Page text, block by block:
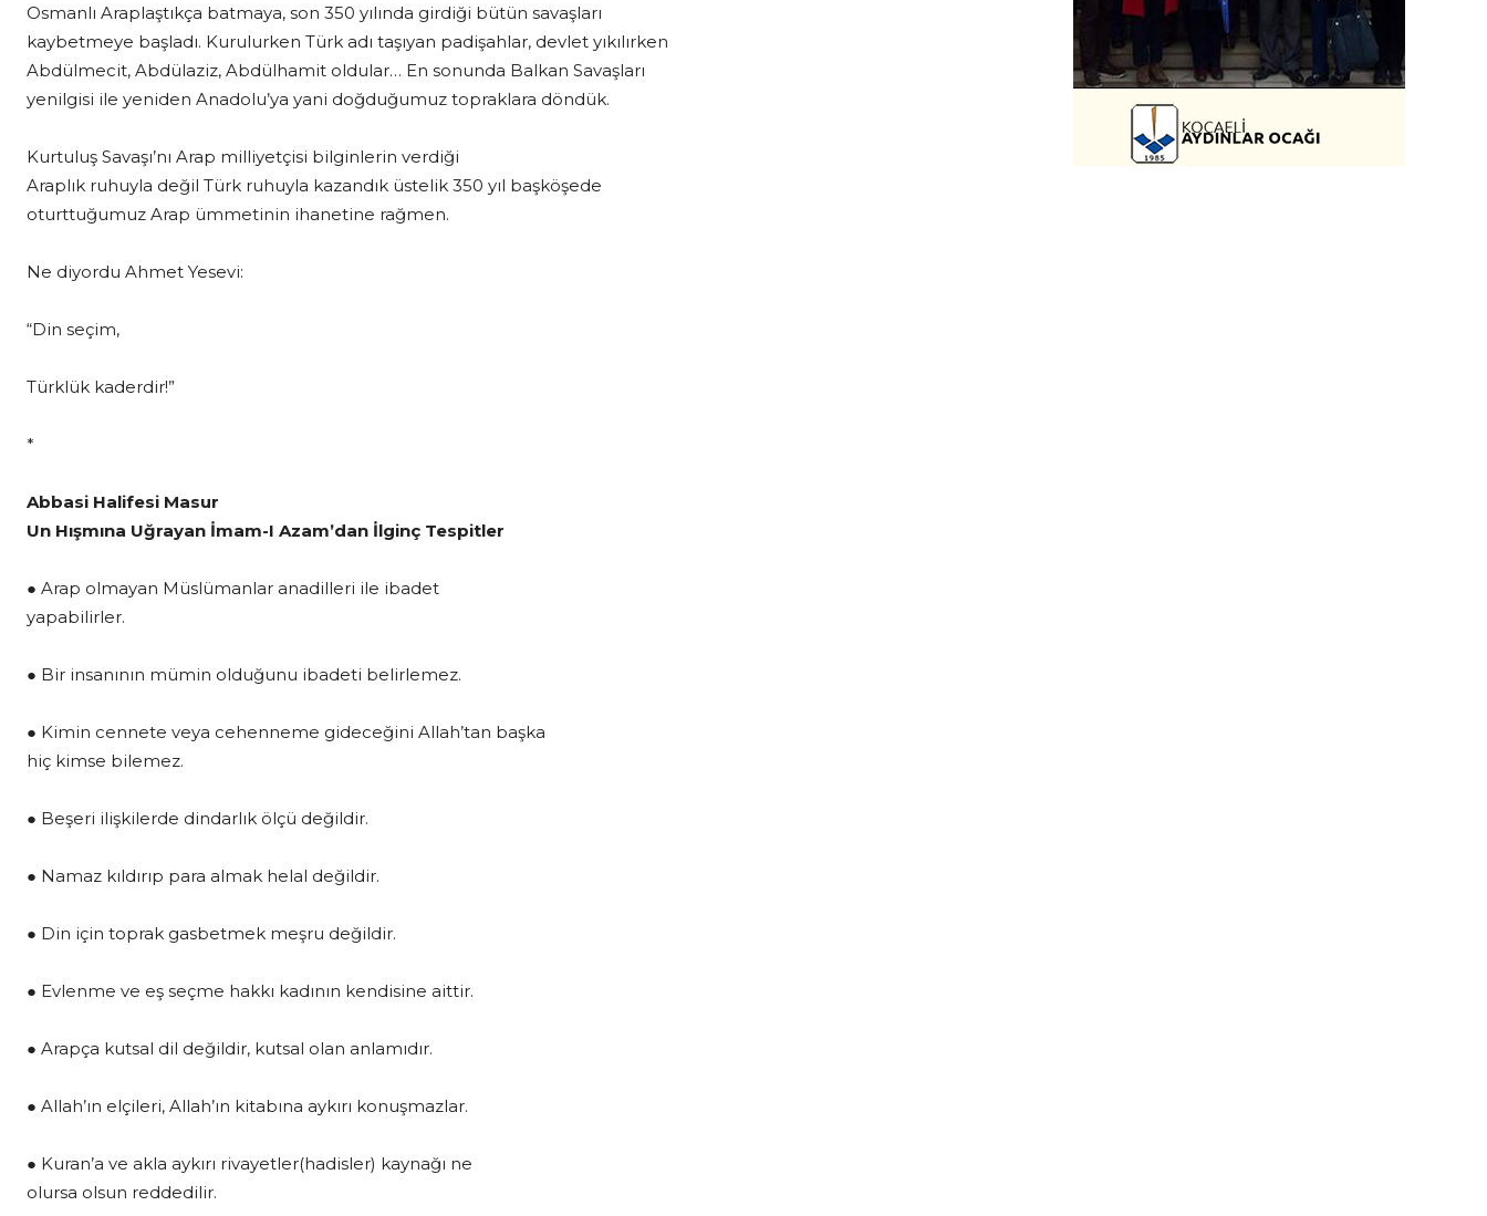
Osmanlı Araplaştıkça batmaya, son 350 yılında girdiği bütün savaşları
kaybetmeye başladı. Kurulurken Türk adı taşıyan padişahlar, devlet yıkılırken
Abdülmecit, Abdülaziz, Abdülhamit oldular… En sonunda Balkan Savaşları
yenilgisi ile yeniden Anadolu’ya yani doğduğumuz topraklara döndük.
Kurtuluş Savaşı’nı Arap milliyetçisi bilginlerin verdiği
Araplık ruhuyla değil Türk ruhuyla kazandık üstelik 350 yıl başköşede
oturttuğumuz Arap ümmetinin ihanetine rağmen.
Ne diyordu Ahmet Yesevi:
“Din seçim,
Türklük kaderdir!”
*
Abbasi Halifesi Masur
Un Hışmına Uğrayan İmam-I Azam’dan İlginç Tespitler
● Arap olmayan Müslümanlar anadilleri ile ibadet
yapabilirler.
● Bir insanının mümin olduğunu ibadeti belirlemez.
● Kimin cennete veya cehenneme gideceğini Allah’tan başka
hiç kimse bilemez.
● Beşeri ilişkilerde dindarlık ölçü değildir.
● Namaz kıldırıp para almak helal değildir.
● Din için toprak gasbetmek meşru değildir.
● Evlenme ve eş seçme hakkı kadının kendisine aittir.
● Arapça kutsal dil değildir, kutsal olan anlamıdır.
● Allah’ın elçileri, Allah’ın kitabına aykırı konuşmazlar.
● Kuran’a ve akla aykırı rivayetler(hadisler) kaynağı ne
olursa olsun reddedilir.